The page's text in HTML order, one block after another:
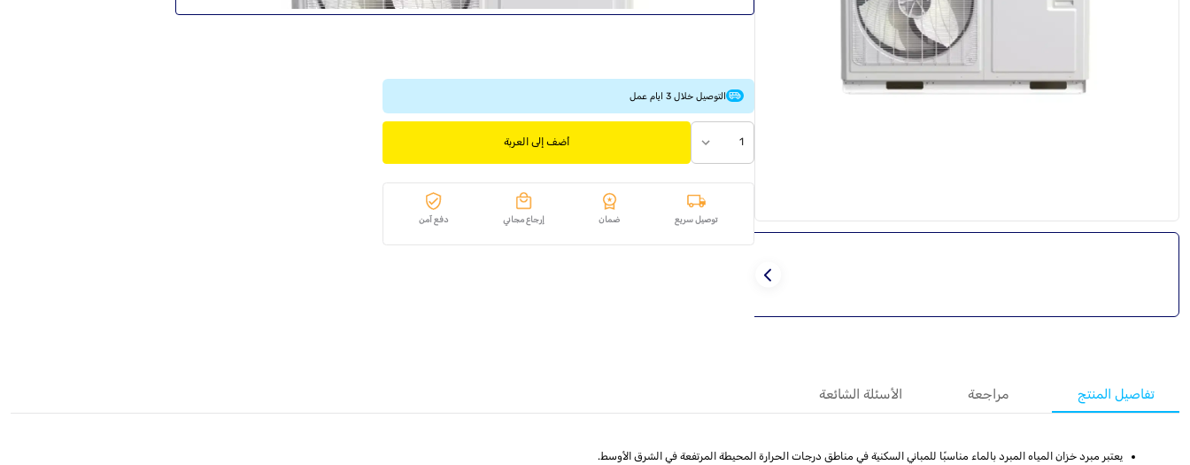
التوصيل خلال 3 ايام عمل
1 أضف إلى العربة
توصيل سريع ضمان إرجاع مجاني دفع آمن
تفاصيل المنتج مراجعة الأسئلة الشائعة
يعتبر مبرد خزان المياه المبرد بالماء مناسبًا للمباني السكنية في مناطق درجات الحرارة المحيطة المرتفعة في الشرق الأوسط.